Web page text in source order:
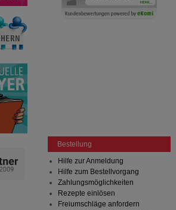
Bestellung
Hilfe zur Anmeldung
Hilfe zum Bestellvorgang
Zahlungsmöglichkeiten
Rezepte einlösen
Freiumschläge anfordern